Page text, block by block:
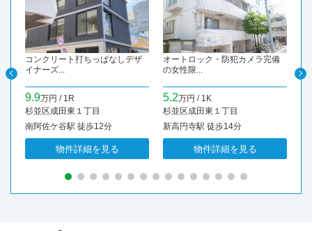
コンクリート打ちっぱなしデザ
イナーズ...
9.9万円 / 1R
杉並区成田東１丁目
南阿佐ケ谷駅 徒歩12分
物件詳細を見る
オートロック・防犯カメラ完備
の女性限...
5.2万円 / 1K
杉並区成田東１丁目
新高円寺駅 徒歩14分
物件詳細を見る